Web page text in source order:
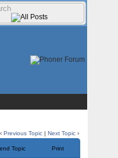
‹Previous Topic |Next Topic ›
Topic Print